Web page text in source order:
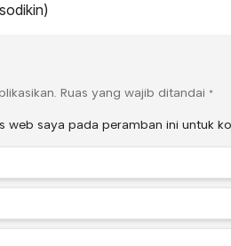
Ruas yang wajib ditandai *
web saya pada peramban ini untuk